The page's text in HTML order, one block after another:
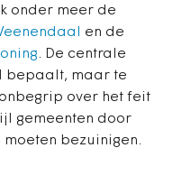
onder meer de
en de
. De centrale
bepaalt, maar te
over het feit
gemeenten door
bezuinigen.